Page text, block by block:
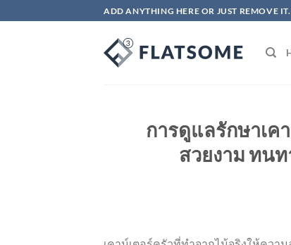
ไป
ADD ANYTHING HERE OR JUST REMOVE
การดูแลรักษาเค
สวยงาม ทน